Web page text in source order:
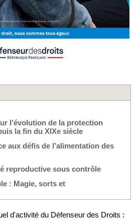
l’évolution de la protection
la fin du XIXe siècle
aux défis de l’alimentation des
reproductive sous contrôle
: Magie, sorts et
d'activité du Défenseur des Droits :